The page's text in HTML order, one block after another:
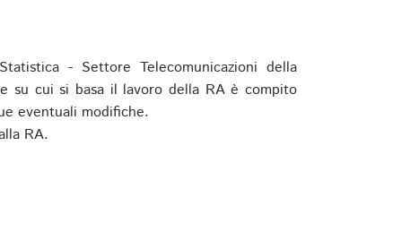
- Settore Telecomunicazioni della
su cui si basa il lavoro della RA è compito
eventuali modifiche.
RA.